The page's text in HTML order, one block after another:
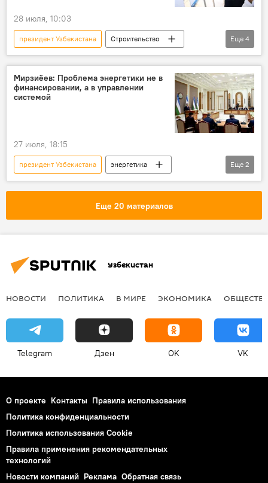
28 июля, 10:03
президент Узбекистана
Строительство
Новый Ташкент
Шавкат Мирзиёев
Общество
Образование
Еще 4
Мирзиёев: Проблема энергетики не в
финансировании, а в управлении
системой
27 июля, 18:15
президент Узбекистана
энергетика
Шавкат Мирзиёев
Еще 2
Еще 20 материалов
Узбекистан
НОВОСТИ ПОЛИТИКА В МИРЕ ЭКОНОМИКА
Telegram Дзен OK VK
О проекте Контакты Правила использования
Политика конфиденциальности
Политика использования Cookie
Правила применения рекомендательных
технологий
Новости компаний Реклама Обратная связь